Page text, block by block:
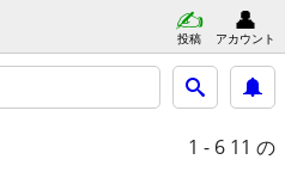
投稿 アカウント
1 - 6 11 の